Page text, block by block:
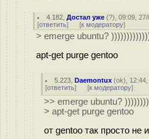
4.182 ,Достал уже (?), 09:09,
[ответить] [к модератору]
> emerge ubuntu?
apt-get purge gentoo
5.223 ,Daemontux (ok),
[ответить] [к модератору]
>> emerge ubuntu?
> apt-get purge gentoo
от gentoo так просто не